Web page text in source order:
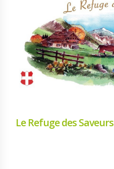
Le Refuge des Saveurs